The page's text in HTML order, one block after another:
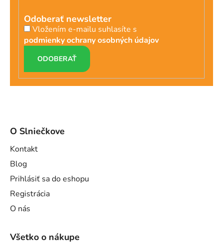
Odoberať newsletter
Vložením e-mailu suhlasíte s
podmienky ochrany osobných údajov
PRIHLÁSIŤ
SA
O Slniečkove
Kontakt
Blog
Prihlásiť sa do eshopu
Registrácia
O nás
Všetko o nákupe